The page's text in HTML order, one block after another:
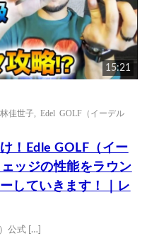
15:21
林佳世子 ,Edel GOLF（イーデル
！Edle GOLF（イー
ッジの性能をラウン
していきます！｜レ
公式 […]